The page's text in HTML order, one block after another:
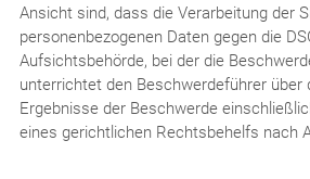
Ansicht sind, dass die Verarbeitung der
personenbezogenen Daten gegen die
Aufsichtsbehörde, bei der die
unterrichtet den Beschwerdeführer über
Ergebnisse der Beschwerde
eines gerichtlichen Rechtsbehelfs nach